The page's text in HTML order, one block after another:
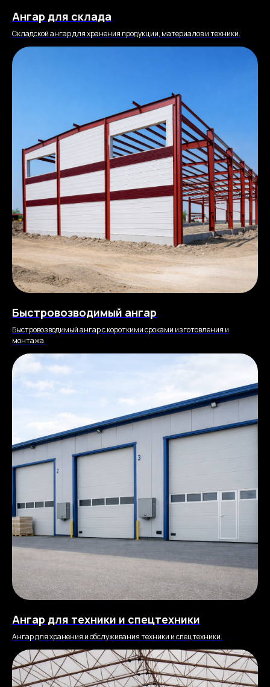
Ангар для склада
Складской ангар для хранения продукции, материалов и техники.
Быстровозводимый ангар
Быстровозводимый ангар с короткими сроками изготовления и
монтажа.
Ангар для техники и спецтехники
Ангар для хранения и обслуживания техники и спецтехники.